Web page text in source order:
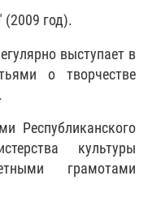
(2009 год).
выступает в
о творчестве
Республиканского
культуры
грамотами